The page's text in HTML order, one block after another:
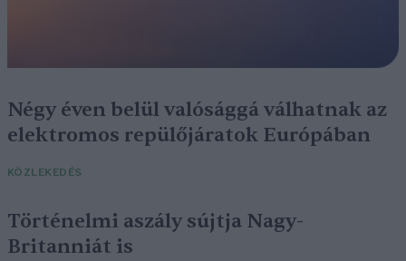
Négy éven belül valósággá válhatnak az
elektromos repülőjáratok Európában
KÖZLEKEDÉS
Történelmi aszály sújtja Nagy-
Britanniát is